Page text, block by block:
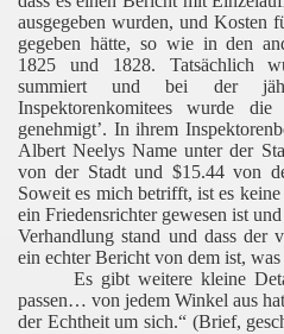
ausgegeben wurden, und Kosten
gegeben hätte, so wie in den
1825 und 1828. Tatsächlich
summiert und bei der
Inspektorenkomitees wurde die
genehmigt’. In ihrem
Albert Neelys Name unter der
von der Stadt und $15.44 von
Soweit es mich betrifft, ist es
ein Friedensrichter gewesen ist
Verhandlung stand und dass der
ein echter Bericht von dem ist, was
Es gibt weitere kleine
passen… von jedem Winkel aus
der Echtheit um sich.“ (Brief,